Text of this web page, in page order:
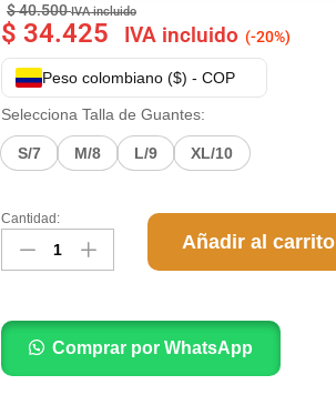
$40.500 IVA incluido
$ 34.425 IVA incluido (-20%)
Peso colombiano ($) - COP
Selecciona Talla de Guantes:
S/7 M/8 L/9 XL/10
Cantidad:
Añadir al carrito
Comprar por WhatsApp